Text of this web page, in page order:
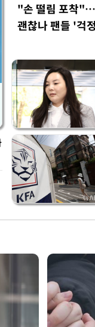
"손 떨림 포착
괜찮나 팬들 '걱